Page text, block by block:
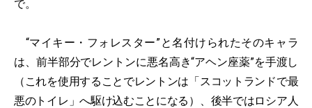
で。
“マイキー・フォレスター”と名付けられたそのキャラ
は、前半部分でレントンに悪名高き“アヘン座薬”を手渡し
（これを使用することでレントンは「スコットランドで最
悪のトイレ」へ駆け込むことになる）、後半ではロシア人